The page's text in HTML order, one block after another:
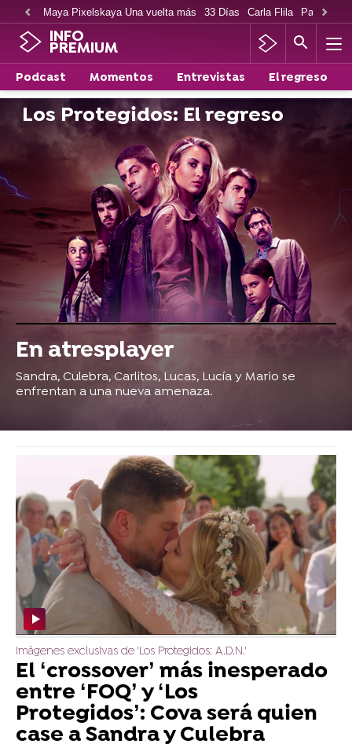
Maya Pixelskaya Una vuelta más 33 Días Carla Flila Paco
INFO
PREMIUM
Podcast Momentos Entrevistas El regreso
Los Protegidos: El regreso
En atresplayer
Sandra, Culebra, Carlitos, Lucas, Lucía y Mario se
enfrentan a una nueva amenaza.
Imágenes exclusivas de 'Los Protegidos: A.D.N.'
El ‘crossover’ más inesperado
entre ‘FOQ’ y ‘Los
Protegidos’: Cova será quien
case a Sandra y Culebra